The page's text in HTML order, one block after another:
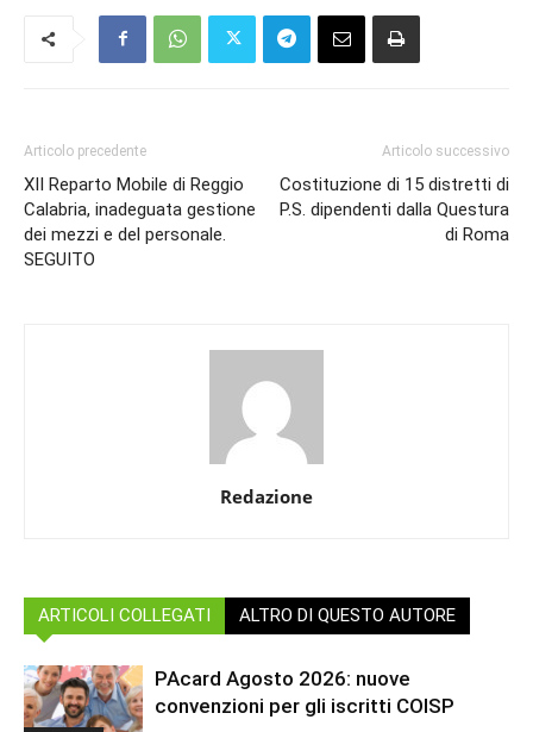
Articolo precedente
XII Reparto Mobile di Reggio
Calabria, inadeguata gestione
dei mezzi e del personale.
SEGUITO
Articolo successivo
Costituzione di 15 distretti di
P.S. dipendenti dalla Questura
di Roma
Redazione
ARTICOLI COLLEGATI ALTRO DI QUESTO AUTORE
PAcard Agosto 2026: nuove
convenzioni per gli iscritti COISP